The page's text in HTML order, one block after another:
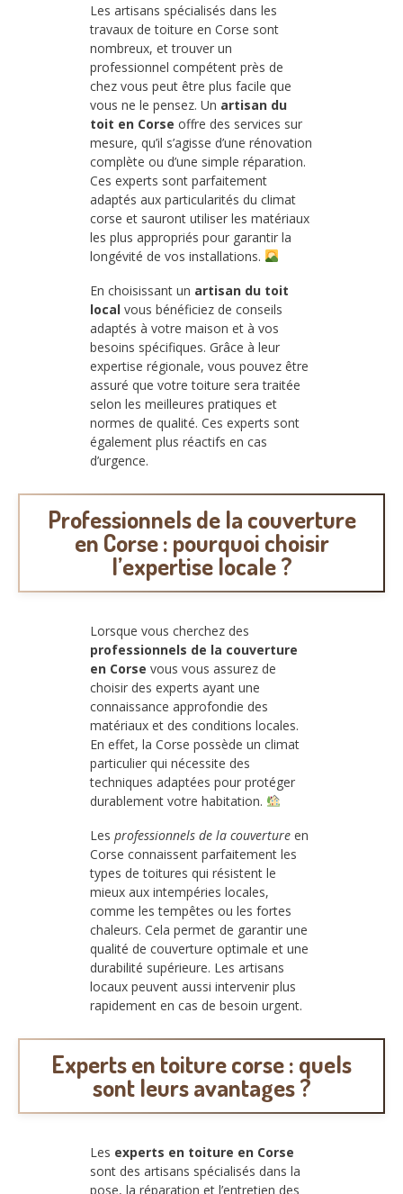
Les artisans spécialisés dans les
travaux de toiture en Corse sont
nombreux, et trouver un
professionnel compétent près de
chez vous peut être plus facile que
vous ne le pensez. Un artisan du
toit en Corse offre des services sur
mesure, qu’il s’agisse d’une rénovation
complète ou d’une simple réparation.
Ces experts sont parfaitement
adaptés aux particularités du climat
corse et sauront utiliser les matériaux
les plus appropriés pour garantir la
longévité de vos installations.
En choisissant un artisan du toit
local vous bénéficiez de conseils
adaptés à votre maison et à vos
besoins spécifiques. Grâce à leur
expertise régionale, vous pouvez être
assuré que votre toiture sera traitée
selon les meilleures pratiques et
normes de qualité. Ces experts sont
également plus réactifs en cas
d’urgence.
Professionnels de la couverture
en Corse : pourquoi choisir
l’expertise locale ?
Lorsque vous cherchez des
professionnels de la couverture
en Corse vous vous assurez de
choisir des experts ayant une
connaissance approfondie des
matériaux et des conditions locales.
En effet, la Corse possède un climat
particulier qui nécessite des
techniques adaptées pour protéger
durablement votre habitation.
Les professionnels de la couverture en
Corse connaissent parfaitement les
types de toitures qui résistent le
mieux aux intempéries locales,
comme les tempêtes ou les fortes
chaleurs. Cela permet de garantir une
qualité de couverture optimale et une
durabilité supérieure. Les artisans
locaux peuvent aussi intervenir plus
rapidement en cas de besoin urgent.
Experts en toiture corse : quels
sont leurs avantages ?
Les experts en toiture en Corse
sont des artisans spécialisés dans la
pose, la réparation et l’entretien des